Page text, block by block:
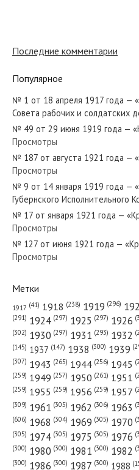
№ 121 от июня 1943 года —
№ 157 от августа 1953 года —
№ 135 от июня 1963 года —
№ 75 от апреля 1946 года —
№ 242 от октября 1976 года
Последние комментарии
Популярное
№ 1 от 18 апреля 1917 года —
Совета рабочих и солдатских
№ 49 от 29 июня 1919 года —
Просмотры
№ 187 от августа 1921 года —
Просмотры
№ 9 от 14 января 1919 года —
Губернского Исполнительного
№ 17 от января 1921 года —
Просмотры
№ 127 от июня 1921 года —
Просмотры
Метки
1917 (41) 1918 (238) 1919 (296)
(291) 1924 (297) 1925 (297) 1926
(302) 1930 (297) 1931 (293) 1932
(145) 1937 (147) 1938 (300) 1939
(307) 1943 (265) 1944 (256) 1945
(259) 1949 (257) 1950 (261) 1951
(259) 1955 (259) 1956 (259) 1957
(309) 1961 (305) 1962 (306) 1963
(606) 1968 (304) 1969 (305) 1970
(305) 1974 (305) 1975 (305) 1976
(300) 1980 (300) 1981 (300) 1982
(300) 1986 (300) 1987 (300) 1988